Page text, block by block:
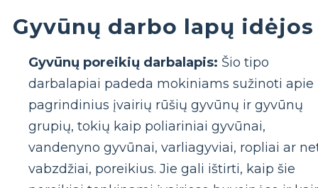
Gyvūnų darbo lapų idėjos
Gyvūnų poreikių darbalapis: Šio tipo
darbalapiai padeda mokiniams sužinoti apie
pagrindinius įvairių rūšių gyvūnų ir gyvūnų
grupių, tokių kaip poliariniai gyvūnai,
vandenyno gyvūnai, varliagyviai, ropliai ar
vabzdžiai, poreikius. Jie gali ištirti, kaip šie